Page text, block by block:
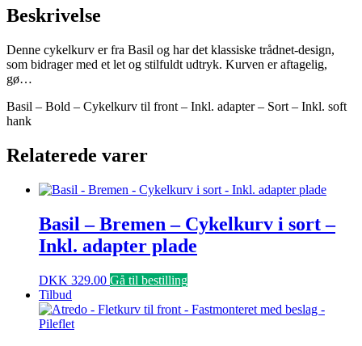
Beskrivelse
Denne cykelkurv er fra Basil og har det klassiske trådnet-design,
som bidrager med et let og stilfuldt udtryk. Kurven er aftagelig,
gø…
Basil – Bold – Cykelkurv til front – Inkl. adapter – Sort – Inkl. soft
hank
Relaterede varer
Basil – Bremen – Cykelkurv i sort –
Inkl. adapter plade
DKK 329.00 Gå til bestilling
Tilbud